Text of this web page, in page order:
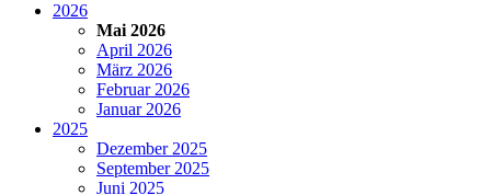
2026
Mai 2026
April 2026
März 2026
Februar 2026
Januar 2026
2025
Dezember 2025
September 2025
Juni 2025